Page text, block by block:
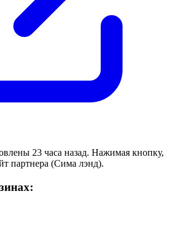
23 часа назад. Нажимая кнопку,
партнера (Сима лэнд).